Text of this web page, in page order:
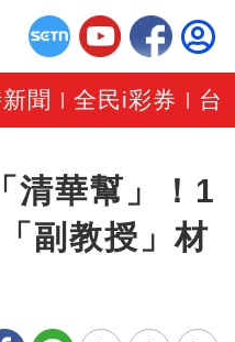
聞 |全民i彩券 台
清華幫」！1
副教授」材